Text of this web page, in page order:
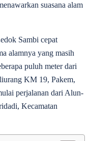
suasana alam
Sambi cepat
alamnya yang masih
puluh meter dari
KM 19, Pakem,
perjalanan dari Alun-
Kecamatan